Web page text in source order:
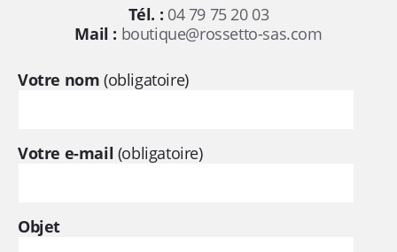
p
s
Tél. : 04 79 75 20 03
Mail : boutique@rossetto-sas.com
Votre nom (obligatoire)
Votre e-mail (obligatoire)
Objet